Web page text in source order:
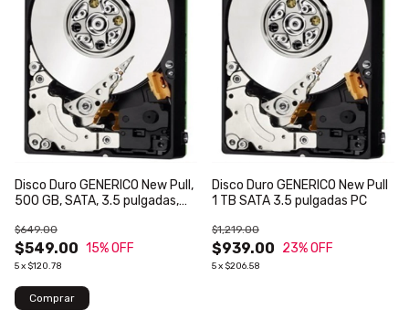
Disco Duro GENERICO New Pull,
500 GB, SATA, 3.5 pulgadas,
$549.00
$649.00
15% OFF
5x $120.78
Disco Duro GENERICO New Pull
1 TB SATA 3.5 pulgadas PC
$939.00
$1,219.00
23% OFF
5x $206.58